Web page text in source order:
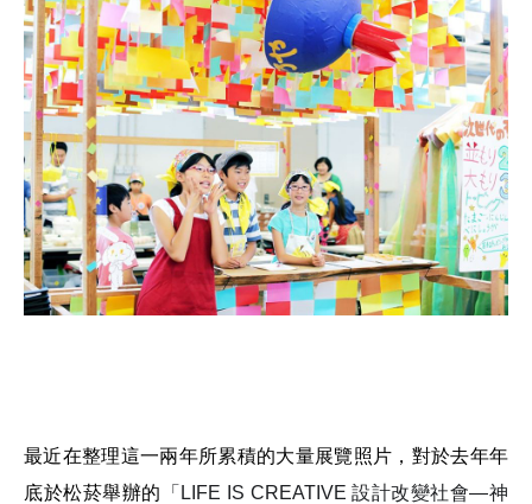
最近在整理這一兩年所累積的大量展覽照片，對於去年年
底於松菸舉辦的
「LIFE IS CREATIVE 設計改變社會—神